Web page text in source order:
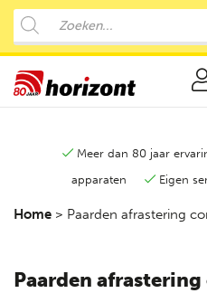
Meer dan 80 jaar
apparaten
Eigen
Home > Paarden afrastering
Paarden